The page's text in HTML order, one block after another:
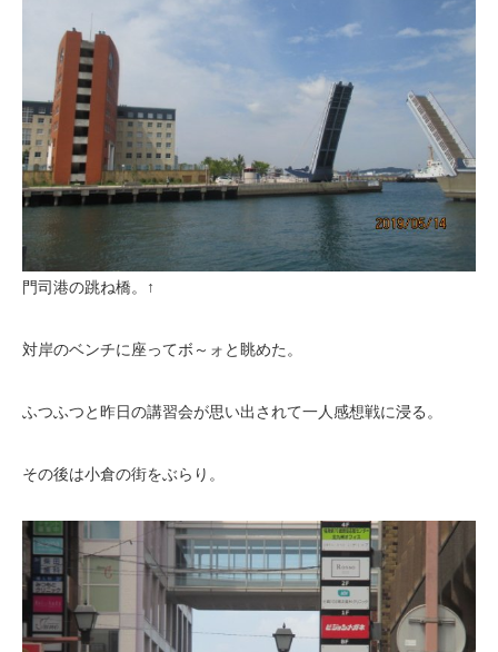
門司港の跳ね橋。↑
対岸のベンチに座ってボ～ォと眺めた。
ふつふつと昨日の講習会が思い出されて一人感想戦に浸る。
その後は小倉の街をぶらり。